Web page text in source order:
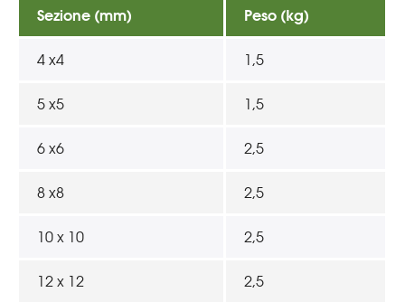
Sezione (mm) Peso (kg)
4 x4 1,5
5 x5 1,5
6 x6 2,5
8 x8 2,5
10 x 10 2,5
12 x 12 2,5